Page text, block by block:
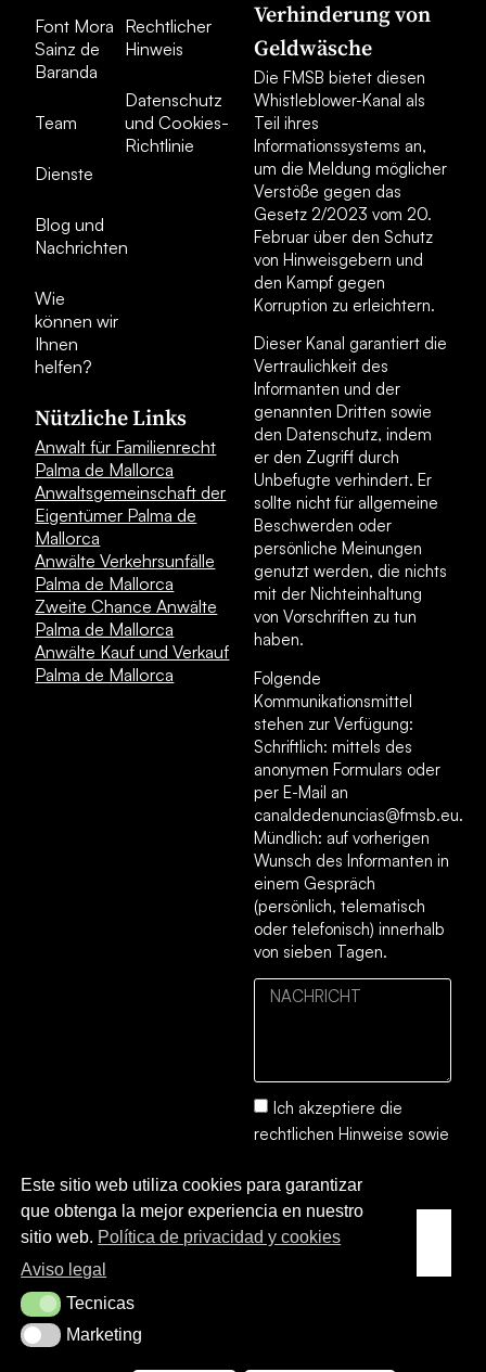
Font Mora
Sainz de
Baranda
Team
Dienste
Blog und
Nachrichten
Wie
können wir
Ihnen
helfen?
Rechtlicher
Hinweis
Datenschutz
und Cookies-
Richtlinie
Nützliche Links
Anwalt für Familienrecht
Palma de Mallorca
Anwaltsgemeinschaft der
Eigentümer Palma de
Mallorca
Anwälte Verkehrsunfälle
Palma de Mallorca
Zweite Chance Anwälte
Palma de Mallorca
Anwälte Kauf und Verkauf
Palma de Mallorca
Verhinderung von
Geldwäsche
Die FMSB bietet diesen
Whistleblower-Kanal als
Teil ihres
Informationssystems an,
um die Meldung möglicher
Verstöße gegen das
Gesetz 2/2023 vom 20.
Februar über den Schutz
von Hinweisgebern und
den Kampf gegen
Korruption zu erleichtern.
Dieser Kanal garantiert die
Vertraulichkeit des
Informanten und der
genannten Dritten sowie
den Datenschutz, indem
er den Zugriff durch
Unbefugte verhindert. Er
sollte nicht für allgemeine
Beschwerden oder
persönliche Meinungen
genutzt werden, die nichts
mit der Nichteinhaltung
von Vorschriften zu tun
haben.
Folgende
Kommunikationsmittel
stehen zur Verfügung:
Schriftlich: mittels des
anonymen Formulars oder
per E-Mail an
canaldedenuncias@fmsb.eu.
Mündlich: auf vorherigen
Wunsch des Informanten in
einem Gespräch
(persönlich, telematisch
oder telefonisch) innerhalb
von sieben Tagen.
Ich akzeptiere die
rechtlichen Hinweise sowie
Cookie-Richtlinie.
SENDEN
Este sitio web utiliza cookies para garantizar
que obtenga la mejor experiencia en nuestro
sitio web. Política de privacidad y cookies
Aviso legal
TecnicasTecnicas
MarketingMarketing